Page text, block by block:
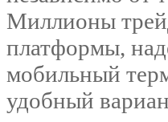
Миллионы
платформы,
мобильный
удобный